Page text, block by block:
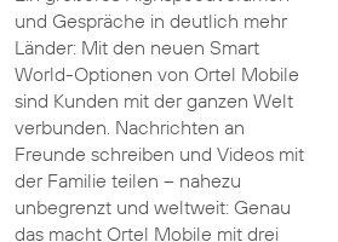
und Gespräche in deutlich mehr
Länder: Mit den neuen Smart
World-Optionen von Ortel Mobile
sind Kunden mit der ganzen Welt
verbunden. Nachrichten an
Freunde schreiben und Videos mit
der Familie teilen – nahezu
unbegrenzt und weltweit: Genau
das macht Ortel Mobile mit drei